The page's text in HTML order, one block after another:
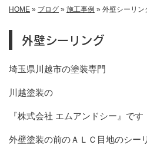
HOME » ブログ » 施工事例 » 外壁シーリン
外壁シーリング
埼玉県川越市の塗装専門
川越塗装の
『株式会社 エムアンドシー』です
外壁塗装の前のＡＬＣ目地のシー